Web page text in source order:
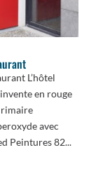
L’hôtel
en rouge
avec
Peintures 82...